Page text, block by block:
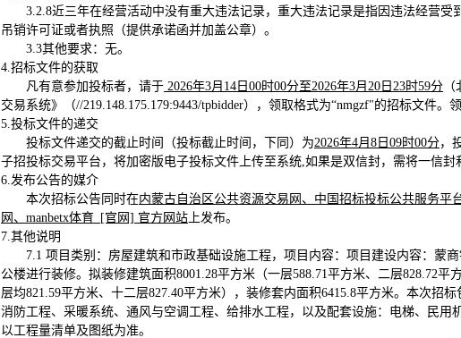
3.2.8近三年在经营活动中没有重大违法记录，重大违法记录是指因违法经营受
吊销许可证或者执照（提供承诺函并加盖公章）。
3.3其他要求：无。
4.招标文件的获取
凡有意参加投标者，请于 2026年3月 14 日 00时00分至2026年3月 20 日 23时59分
交易系统》（//219.148.175.179:9443/tpbidder），领取格式为“nmgzf"的招标文件。
5.投标文件的递交
投标文件递交的截止时间（投标截止时间，下同）为2026年4月 8 日 09时00分，
子招投标交易平台，将加密版电子投标文件上传至系统,如果是双信封，需将一信封
6.发布公告的媒介
本次招标公告同时在内蒙古自治区公共资源交易网、中国招标投标公共服务平
网、manbetx体育_[官网] 官方网站 上发布。
7.其他说明
7.1 项目类别：房屋建筑和市政基础设施工程，项目内容：项目建设内容：蒙
公楼进行装修。拟装修建筑面积8001.28平方米（一层588.71平方米、二层828.72平
层均821.59平方米、十二层827.40平方米），装修套内面积6415.8平方米。本次招
消防工程、采暖系统、通风与空调工程、给排水工程，以及配套设施：电梯、民
以工程量清单及图纸为准。